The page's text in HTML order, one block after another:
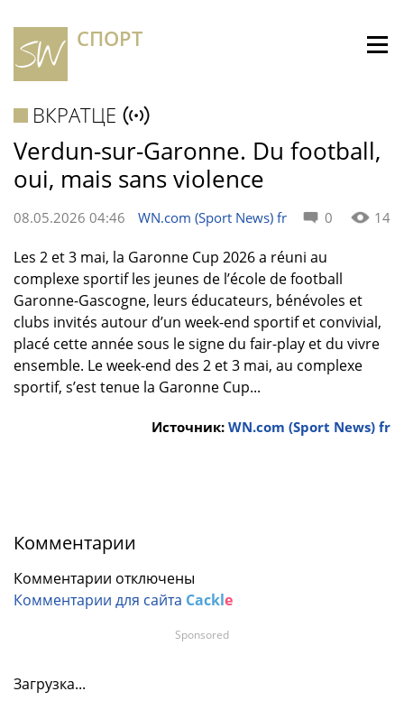
СПОРТ
ВКРАТЦЕ
Verdun-sur-Garonne. Du football,
oui, mais sans violence
0 14
08.05.2026 04:46 WN.com (Sport News) fr
Les 2 et 3 mai, la Garonne Cup 2026 a réuni au
complexe sportif les jeunes de l’école de football
Garonne-Gascogne, leurs éducateurs, bénévoles et
clubs invités autour d’un week-end sportif et convivial,
placé cette année sous le signe du fair-play et du vivre
ensemble. Le week-end des 2 et 3 mai, au complexe
sportif, s’est tenue la Garonne Cup...
Источник: WN.com (Sport News) fr
Комментарии
Комментарии отключены
Комментарии для сайта Cackle
Загрузка...
Sponsored